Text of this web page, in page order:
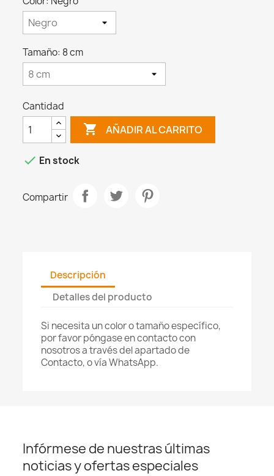
Tamaño: 8 cm
Cantidad
 AÑADIR AL CARRITO
 En stock
Compartir
Descripción
Detalles del producto
Si necesita un color o tamaño específico,
por favor póngase en contacto con
nosotros a través del apartado de
Contacto, o vía WhatsApp.
Infórmese de nuestras últimas
noticias y ofertas especiales